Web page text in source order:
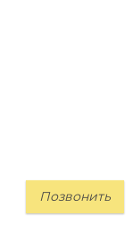
Позвонить